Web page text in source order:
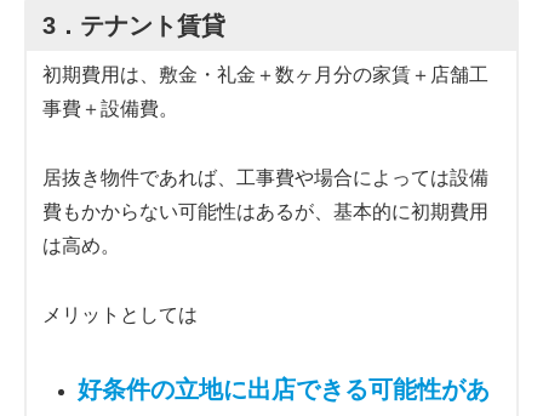
3．テナント賃貸
初期費用は、敷金・礼金＋数ヶ月分の家賃＋店舗工
事費＋設備費。
居抜き物件であれば、工事費や場合によっては設備
費もかからない可能性はあるが、基本的に初期費用
は高め。
メリットとしては
好条件の立地に出店できる可能性があ